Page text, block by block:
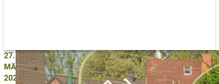
27.
MÄRZ
2025